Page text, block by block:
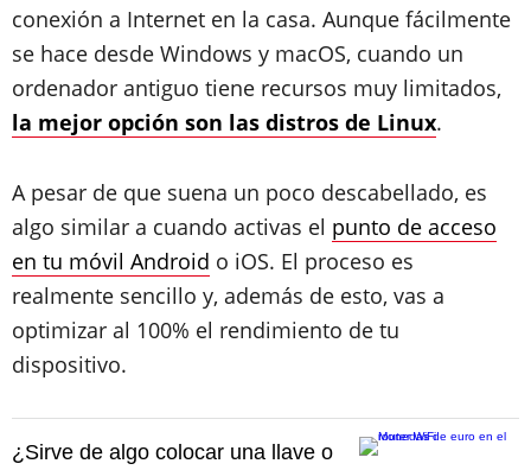
conexión a Internet en la casa. Aunque fácilmente
se hace desde Windows y macOS, cuando un
ordenador antiguo tiene recursos muy limitados,
la mejor opción son las distros de Linux.
A pesar de que suena un poco descabellado, es
algo similar a cuando activas el punto de acceso
en tu móvil Android o iOS. El proceso es
realmente sencillo y, además de esto, vas a
optimizar al 100% el rendimiento de tu
dispositivo.
¿Sirve de algo colocar una llave o